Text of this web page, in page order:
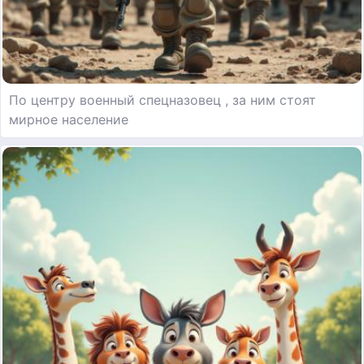
По центру военный спецназовец , за ним стоят
мирное население